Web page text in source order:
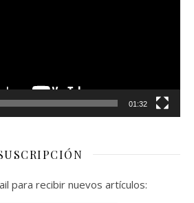
01:32
para recibir nuevos artículos: